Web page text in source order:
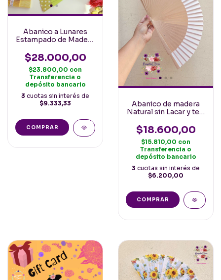
Abanico a Lunares
Estampado de Madera
Verde Manzana
$28.000,00
$23.800,00 con
Transferencia o
depósito bancario
3 cuotas sin interés de
$9.333,33
Abanico de madera
Natural sin Lacar y tela
$18.600,00
$15.810,00 con
Transferencia o
depósito bancario
3 cuotas sin interés de
$6.200,00